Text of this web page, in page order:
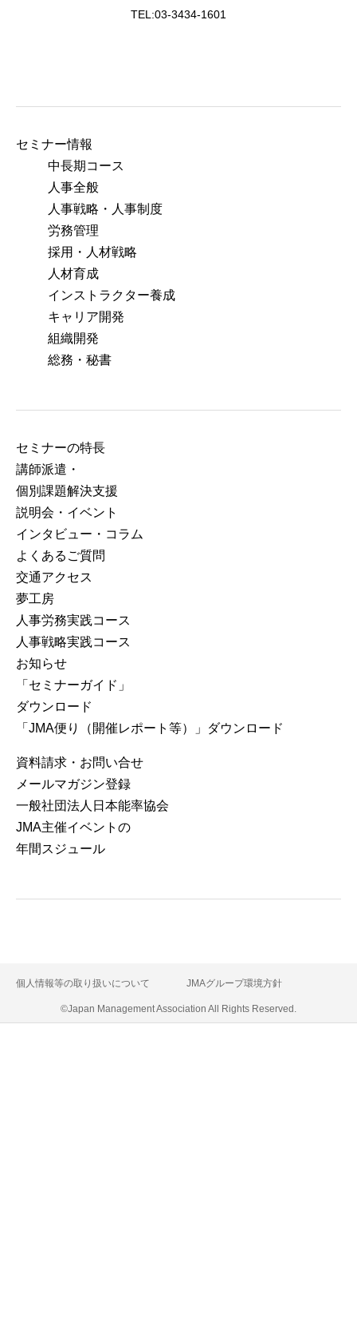
TEL:03-3434-1601
セミナー情報
中長期コース
人事全般
人事戦略・人事制度
労務管理
採用・人材戦略
人材育成
インストラクター養成
キャリア開発
組織開発
総務・秘書
セミナーの特⻑
講師派遣・
個別課題解決支援
説明会・イベント
インタビュー・コラム
よくあるご質問
交通アクセス
夢工房
人事労務実践コース
人事戦略実践コース
お知らせ
「セミナーガイド」
ダウンロード
「JMA便り（開催レポート等）」ダウンロード
資料請求・お問い合せ
メールマガジン登録
⼀般社団法⼈⽇本能率協会
JMA主催イベントの
年間スジュール
個人情報等の取り扱いについて JMAグループ環境方針
©Japan Management Association All Rights Reserved.